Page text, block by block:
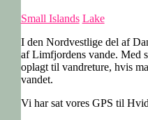
Small Islands Lake
I den Nordvestlige del af
af Limfjordens vande. Med
oplagt til vandreture, hvis
vandet.
Vi har sat vores GPS til